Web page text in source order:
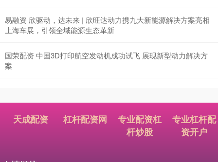
易融资 欣驱动，达未来 | 欣旺达动力携九大新能源解决方案亮相
上海车展，引领全域能源生态革新
国荣配资 中国3D打印航空发动机成功试飞 展现新型动力解决方
案
天成配资 杠杆配资网
专业配资杠
杆炒股
专业杠杆配
资开户